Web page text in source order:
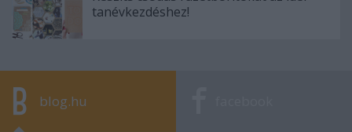
tanévkezdéshez!
blog.hu